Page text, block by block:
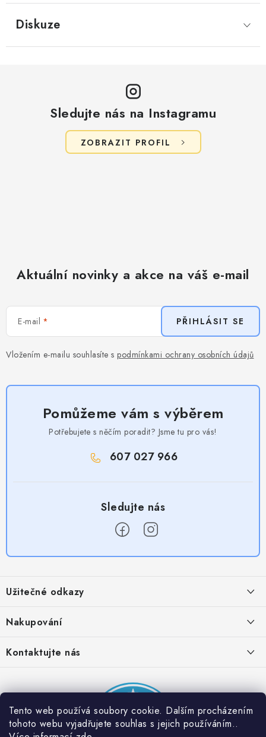
Tento web používá soubory cookie. Dalším procházením
tohoto webu vyjadřujete souhlas s jejich používáním..
Diskuze
Sledujte nás na Instagramu
ZOBRAZIT PROFIL
Aktuální novinky a akce na váš e-mail
E-mail
Vložením e-mailu souhlasíte s podmínkami ochrany osobních údajů
PŘIHLÁSIT SE
Pomůžeme vám s výběrem
Potřebujete s něčím poradit? Jsme tu pro vás!
607 027 966
p
a
Užitečné odkazy
Obchodní podmínky
Provizní systém
Partner stránek: Super plecháček
Nakupování
Časté otázky
Podmínky akce 2 + 1 zdarma
Kontaktujte nás